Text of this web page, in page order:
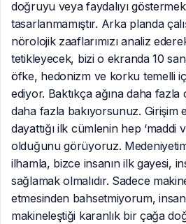
doğruyu veya faydalıyı
tasarlanmamıştır. Arka planda
nörolojik zaaflarımızı analiz
tetikleyecek, bizi o ekranda 10
öfke, hedonizm ve korku temelli
ediyor. Baktıkça ağına daha
daha fazla bakıyorsunuz. Girişim
dayattığı ilk cümlenin hep ‘maddi
olduğunu görüyoruz.
ilhamla, bizce insanın ilk gayesi,
sağlamak olmalıdır. Sadece
etmesinden bahsetmiyorum,
makineleştiği karanlık bir çağa